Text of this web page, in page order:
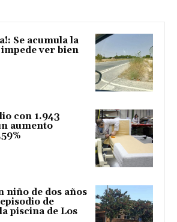
Se acumula la
impede ver bien
con 1.943
aumento
niño de dos años
de
piscina de Los